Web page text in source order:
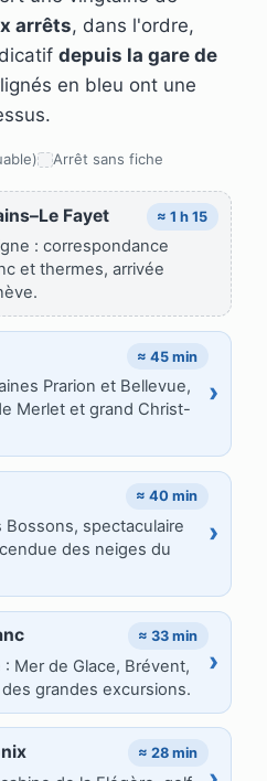
arrêts, dans l'ordre,
depuis la gare de
en bleu ont une
Arrêt sans fiche
Fayet ≈ 1 h 15
: correspondance
et thermes, arrivée
≈ 45 min
Prarion et Bellevue,
Merlet et grand Christ-
›
≈ 40 min
spectaculaire
des neiges du
›
≈ 33 min
Mer de Glace, Brévent,
grandes excursions.
›
≈ 28 min